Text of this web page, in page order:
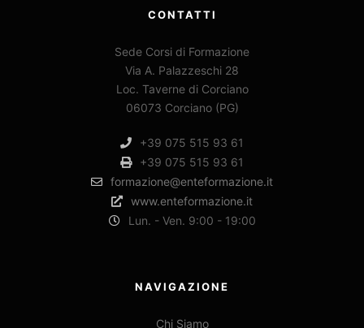
CONTATTI
Sede Corsi di Formazione
Via A. Palazzeschi 28
Loc. Taverne di Corciano
06073 Corciano (PG)
+39 075 515 93 61
+39 075 515 93 61
formazione@enteformazione.it
www.enteformazione.it
Lun. - Ven. 9:00 - 19:00
NAVIGAZIONE
Chi Siamo